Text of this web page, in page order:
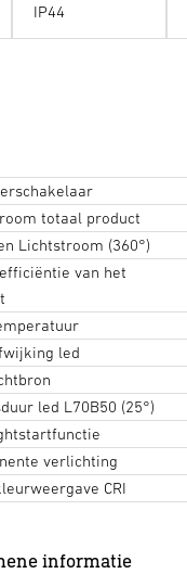
IP44
totaal product
Lichtstroom (360°)
van het
led
led L70B50 (25°)
verlichting
CRI
informatie